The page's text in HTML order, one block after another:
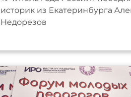
историк из Екатеринбурга
Недорезов